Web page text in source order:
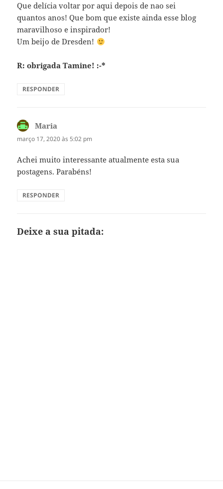
Que delícia voltar por aqui depois de nao sei
quantos anos! Que bom que existe ainda esse blog
maravilhoso e inspirador!
Um beijo de Dresden!
R: obrigada Tamine! :-*
RESPONDER
Maria
março 17, 2020 às 5:02 pm
Achei muito interessante atualmente esta sua
postagens. Parabéns!
RESPONDER
Deixe a sua pitada: